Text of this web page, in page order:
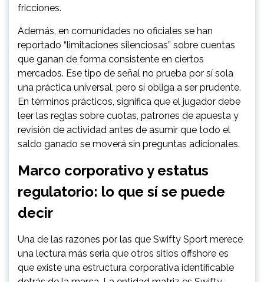
fricciones.
Además, en comunidades no oficiales se han
reportado “limitaciones silenciosas” sobre cuentas
que ganan de forma consistente en ciertos
mercados. Ese tipo de señal no prueba por sí sola
una práctica universal, pero sí obliga a ser prudente.
En términos prácticos, significa que el jugador debe
leer las reglas sobre cuotas, patrones de apuesta y
revisión de actividad antes de asumir que todo el
saldo ganado se moverá sin preguntas adicionales.
Marco corporativo y estatus
regulatorio: lo que sí se puede
decir
Una de las razones por las que Swifty Sport merece
una lectura más seria que otros sitios offshore es
que existe una estructura corporativa identificable